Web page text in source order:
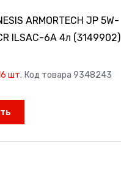
ARMORTECH JP 5W-
ILSAC-6A 4л (3149902)
шт. Код товара 9348243